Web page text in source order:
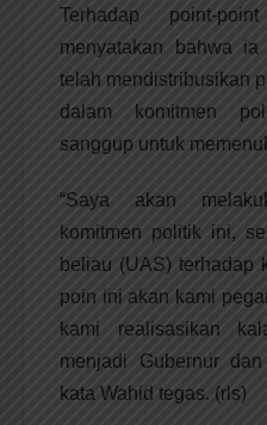
Terhadap point-
menyatakan bahwa
telah mendistribusikan
dalam komitmen
sanggup untuk
“Saya akan
komitmen politik ini,
beliau (UAS) terhadap
poin ini akan kami
kami realisasikan
menjadi Gubernur
kata Wahid tegas. (rls)